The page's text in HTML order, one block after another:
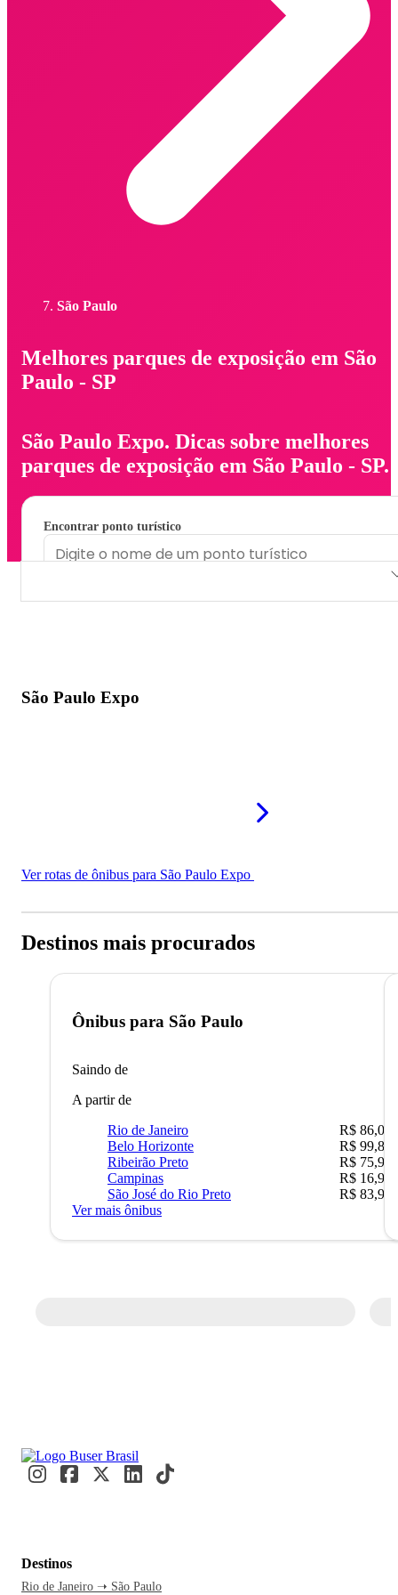
São Paulo
Melhores parques de exposição em São
Paulo - SP
São Paulo Expo. Dicas sobre melhores
parques de exposição em São Paulo - SP.
Encontrar ponto turístico
São Paulo Expo
Ver rotas de ônibus para São Paulo Expo
Destinos mais procurados
Ônibus para São Paulo
Saindo de
A partir de
Rio de Janeiro
R$ 86,00
Belo Horizonte
R$ 99,89
Ribeirão Preto
R$ 75,90
Campinas
R$ 16,90
São José do Rio Preto
R$ 83,90
Ver mais ônibus
Destinos
Rio de Janeiro ➝ São Paulo